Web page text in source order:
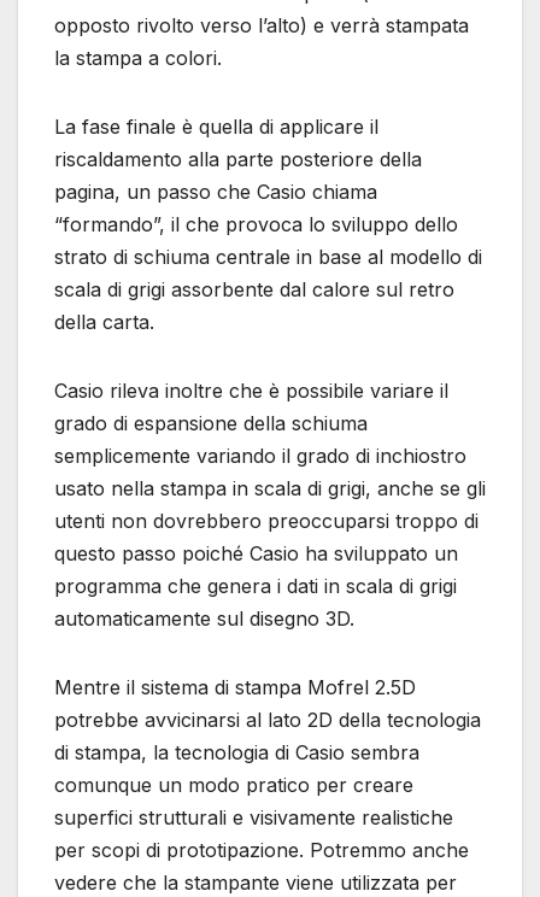
opposto rivolto verso l’alto) e verrà stampata
la stampa a colori.
La fase finale è quella di applicare il
riscaldamento alla parte posteriore della
pagina, un passo che Casio chiama
“formando”, il che provoca lo sviluppo dello
strato di schiuma centrale in base al modello di
scala di grigi assorbente dal calore sul retro
della carta.
Casio rileva inoltre che è possibile variare il
grado di espansione della schiuma
semplicemente variando il grado di inchiostro
usato nella stampa in scala di grigi, anche se gli
utenti non dovrebbero preoccuparsi troppo di
questo passo poiché Casio ha sviluppato un
programma che genera i dati in scala di grigi
automaticamente sul disegno 3D.
Mentre il sistema di stampa Mofrel 2.5D
potrebbe avvicinarsi al lato 2D della tecnologia
di stampa, la tecnologia di Casio sembra
comunque un modo pratico per creare
superfici strutturali e visivamente realistiche
per scopi di prototipazione. Potremmo anche
vedere che la stampante viene utilizzata per